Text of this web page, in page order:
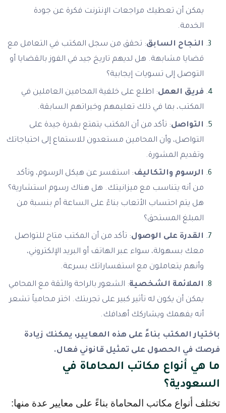
يمكن أن تعطيك مراجعات الإنترنت فكرة عن جودة
الخدمة.
النجاح السابق: تحقق من سجل المكتب في التعامل مع
قضايا مشابهة. هل لديهم تاريخ جيد في الفوز بالقضايا أو
التوصل إلى تسويات إيجابية؟
فريق العمل: اطلع على خلفية المحامين العاملين في
المكتب، بما في ذلك تعليمهم وخبراتهم السابقة.
التواصل: تأكد من أن المكتب يتمتع بقدرة جيدة على
التواصل، وأن المحامين مستعدون للاستماع إلى احتياجاتك
وتقديم المشورة.
الرسوم والتكاليف: استفسر عن هيكل الرسوم، وتأكد
من أنه يتناسب مع ميزانيتك. هل هناك رسوم استشارية؟
هل يتم احتساب الأتعاب بناءً على الساعة أم بنسبة من
المبلغ المستحق؟
القدرة على الوصول: تأكد من أن المكتب متاح للتواصل
معك بسهولة، سواء عبر الهاتف أو البريد الإلكتروني،
وأنهم يتعاملون مع استفساراتك بسرعة.
الملائمة الشخصية: الشعور بالراحة والثقة مع المحامي
يمكن أن يكون له تأثير كبير على تجربتك. اختر محامياً تشعر
أنه يفهمك ويشاركك أهدافك.
باختيار المكتب بناءً على هذه المعايير، يمكنك زيادة
فرصك في الحصول على تمثيل قانوني فعال.
ما هي أنواع مكاتب المحاماة في
السعودية؟